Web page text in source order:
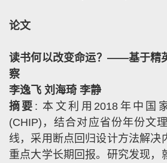
论文
读书何以改变命运？——基于精
察
李逸飞 刘海琦 李静
摘要 : 本文利用 2018 年中国
(CHIP) ，结合对应省份年份文
线，采用断点回归设计方法解决
重点大学长期回报。研究发现，